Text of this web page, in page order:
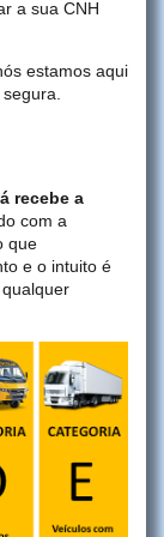
a sua CNH
estamos aqui
recebe a
com a
que
e o intuito é